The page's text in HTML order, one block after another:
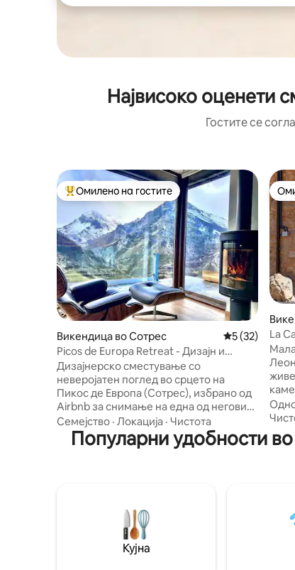
Највисоко оценети
Гостите се
Меѓу најуспешните „Омилени на гостите“
Омилено на гостите
Викендица во Сотрес Просечна
5 (32)
Picos de Europa Retreat - Дизајн и
неверојатен поглед
Дизајнерско сместување со
неверојатен поглед во срцето на
Пикос де Европа (Сотрес), избрано од
Airbnb за снимање на една од неговите
рекламни кампањи. Идеално за
релаксација, работа од далечина или
истражување на планинските патеки
инспирација. Чиста природа во
прекрасен национален парк.
Минимален престој: 1 недела.
Пријавување/одјавување: во сабота.
Семејство · Локација · Чистота
La
Леон
да
во
Популарни удобности
Кујна